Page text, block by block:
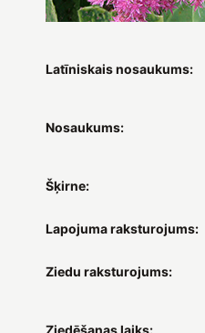
Latīniskais nosaukums:
Nosaukums:
Šķirne:
Lapojuma raksturojums:
Ziedu raksturojums:
Ziedēšanas laiks: